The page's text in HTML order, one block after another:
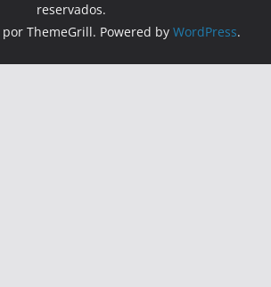
reservados.
por ThemeGrill. Powered by WordPress.